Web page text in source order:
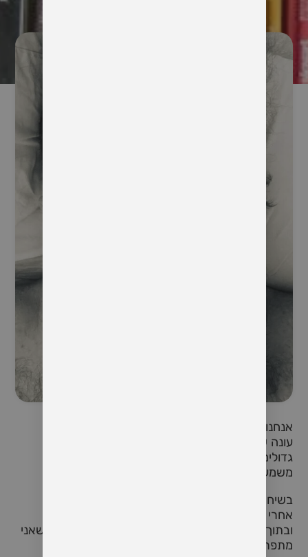
אנחנו בתקופה של חגים ומעברים
עונה של שינויים
גדולים וקטנים
משמעותיים או חולפים
בשיחה עם חברה היא האירה לי איך אני נראה שונה
אחרי החזרה מתאילנד
ובתוך הסיפורים על המסע שעברתי שם בו הרגשתי שאני
מתפרק לחלוטין הבנו